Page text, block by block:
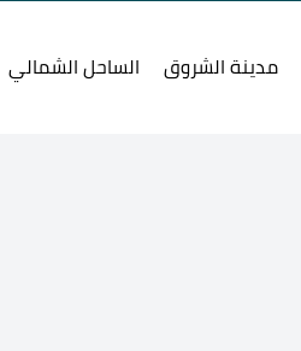
مدينة الشروق الساحل الشمالي